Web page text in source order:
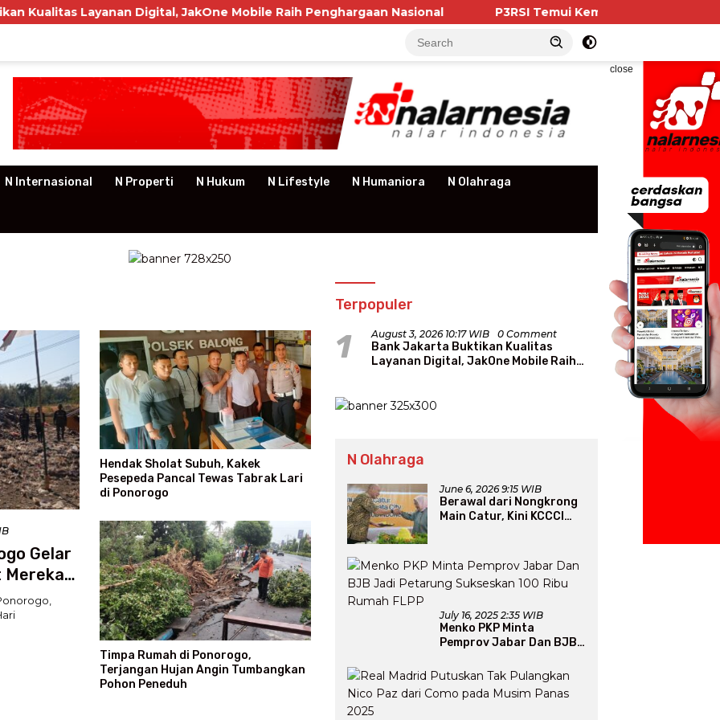
Digital, JakOne Mobile Raih Penghargaan Nasional P3RSI Temui Kementerian PKP, Pengurus
close
N Internasional N Properti N Hukum N Lifestyle N Humaniora N Olahraga
Gelar
Mereka
Hendak Sholat Subuh, Kakek
Pesepeda Pancal Tewas Tabrak Lari
di Ponorogo
Timpa Rumah di Ponorogo,
Terjangan Hujan Angin Tumbangkan
Pohon Peneduh
Terpopuler
1 August 3, 2026 10:17 WIB 0 Comment
Bank Jakarta Buktikan Kualitas
Layanan Digital, JakOne Mobile Raih
N Olahraga
June 6, 2026 9:15 WIB
Berawal dari Nongkrong
Main Catur, Kini KCCCI
July 16, 2025 2:35 WIB
Menko PKP Minta
Pemprov Jabar Dan BJB
100 Ribu Rumah FLPP